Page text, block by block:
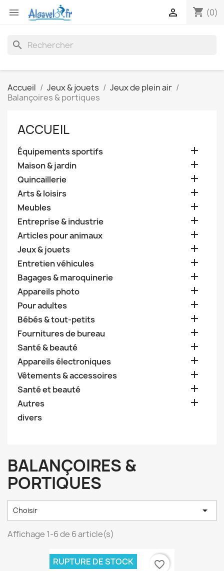
 shopping_cart (0)

search
Accueil Jeux & jouets
Jeux de plein air
Balançoires & portiques
ACCUEIL
Équipements sportifs 
Maison & jardin 
Quincaillerie 
Arts & loisirs 
Meubles 
Entreprise & industrie 
Articles pour animaux 
Jeux & jouets 
Entretien véhicules 
Bagages & maroquinerie 
Appareils photo 
Pour adultes 
Bébés & tout-petits 
Fournitures de bureau 
Santé & beauté 
Appareils électroniques 
Vêtements & accessoires 
Santé et beauté 
Autres 
divers
BALANÇOIRES &
PORTIQUES
Choisir 
Affichage 1-6 de 6 article(s)
RUPTURE DE STOCK favorite_border